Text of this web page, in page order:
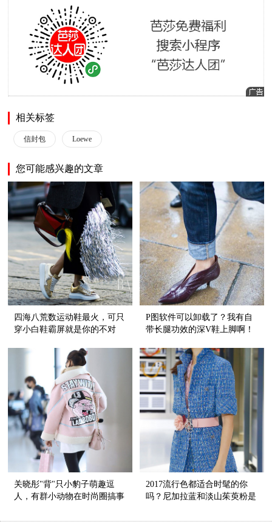
相关标签
信封包 Loewe
您可能感兴趣的文章
四海八荒数运动鞋最火，可只
穿小白鞋霸屏就是你的不对
P图软件可以卸载了？我有自
带长腿功效的深V鞋上脚啊！
关晓彤"背"只小豹子萌趣逗
人，有群小动物在时尚圈搞事
2017流行色都适合时髦的你
吗？尼加拉蓝和淡山茱萸粉是
道！